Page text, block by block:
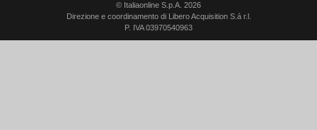
© Italiaonline S.p.A. 2026
Direzione e coordinamento di Libero Acquisition S.á r.l.
P. IVA 03970540963